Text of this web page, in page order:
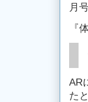
月
『
AR
た